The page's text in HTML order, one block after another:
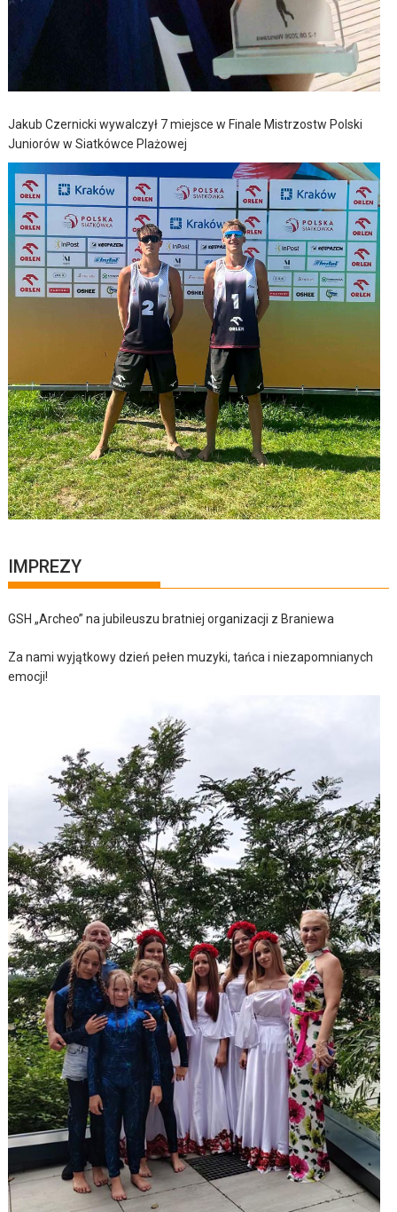
Jakub Czernicki wywalczył 7 miejsce w Finale Mistrzostw Polski
Juniorów w Siatkówce Plażowej
IMPREZY
GSH „Archeo” na jubileuszu bratniej organizacji z Braniewa
Za nami wyjątkowy dzień pełen muzyki, tańca i niezapomnianych
emocji!